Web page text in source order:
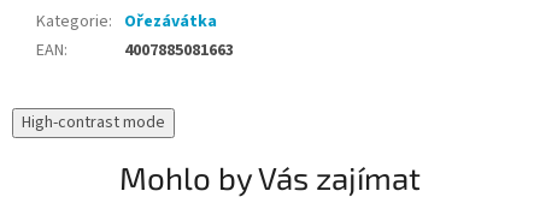
Kategorie: Ořezávátka
EAN: 4007885081663
High-contrast mode
Mohlo by Vás zajímat